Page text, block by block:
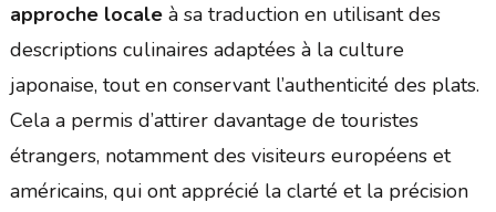
approche localeà sa traduction en utilisant des
descriptions culinaires adaptées à la culture
japonaise, tout en conservant l’authenticité des plats.
Cela a permis d’attirer davantage de touristes
étrangers, notamment des visiteurs européens et
américains, qui ont apprécié la clarté et la précision